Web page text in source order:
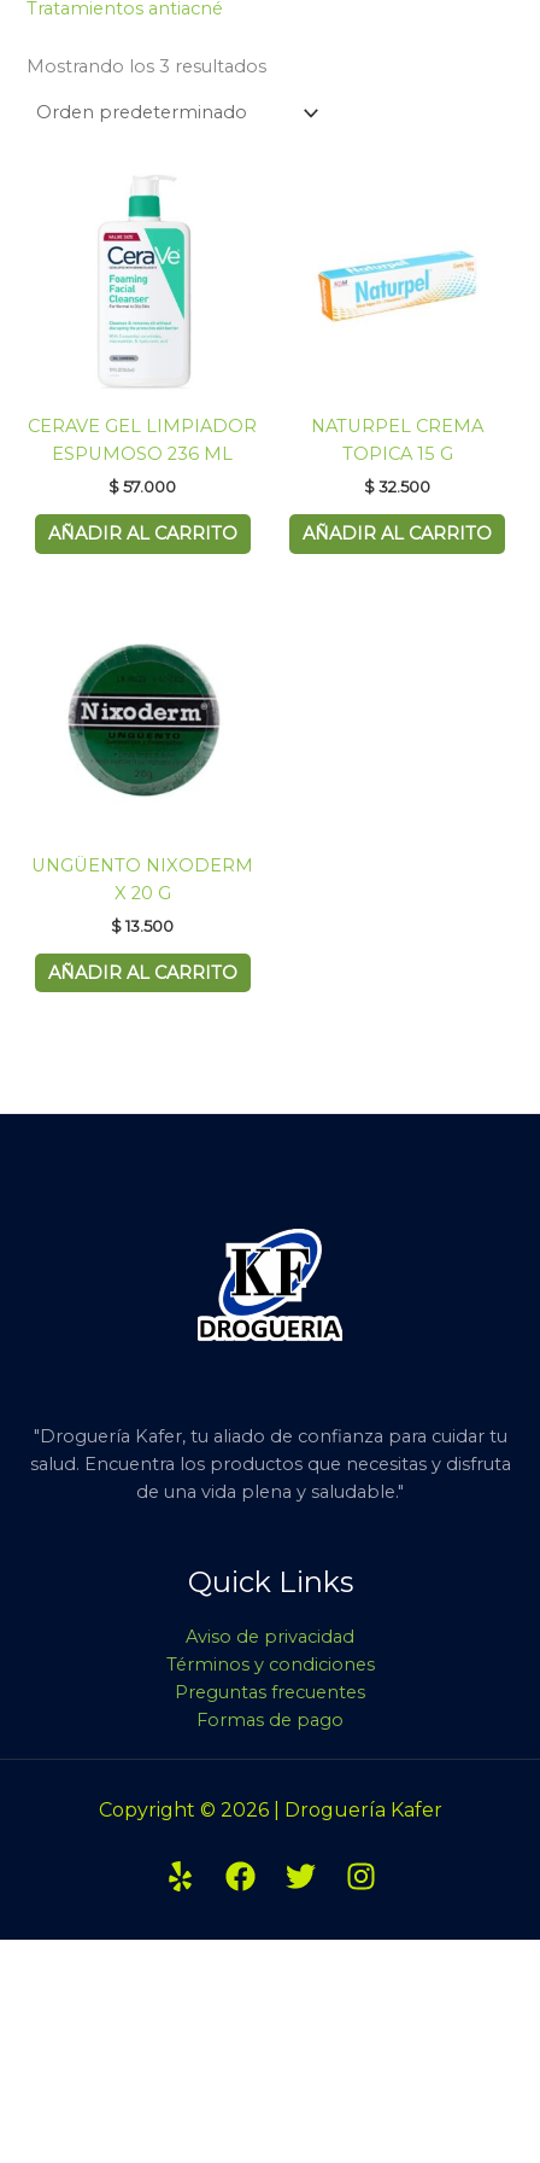
Tratamientos antiacné
Mostrando los 3 resultados
CERAVE GEL LIMPIADOR
ESPUMOSO 236 ML
$57.000
AÑADIR AL CARRITO
NATURPEL CREMA
TOPICA 15 G
$32.500
AÑADIR AL CARRITO
UNGÜENTO NIXODERM
X 20 G
$13.500
AÑADIR AL CARRITO
"Droguería Kafer, tu aliado de confianza para cuidar tu
salud. Encuentra los productos que necesitas y disfruta
de una vida plena y saludable."
Quick Links
Aviso de privacidad
Términos y condiciones
Preguntas frecuentes
Formas de pago
Copyright © 2026 | Droguería Kafer